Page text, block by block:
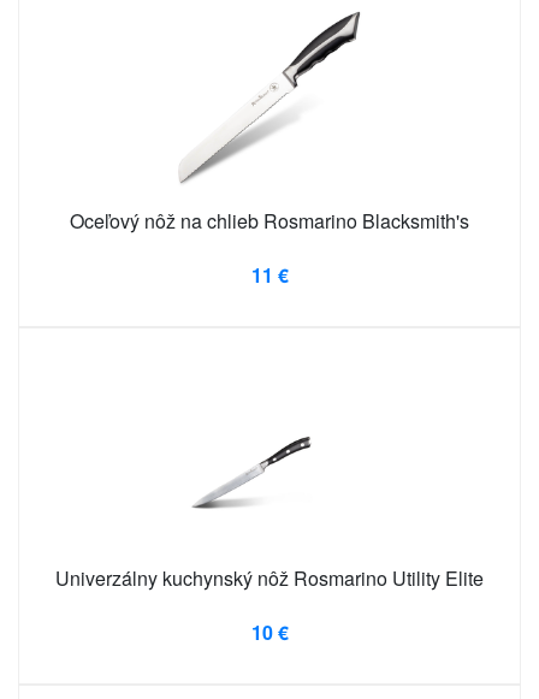
Oceľový nôž na chlieb Rosmarino Blacksmith's
11 €
Univerzálny kuchynský nôž Rosmarino Utility Elite
10 €